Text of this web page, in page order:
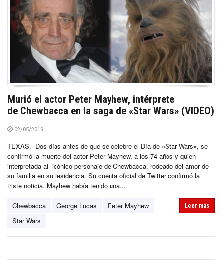
Murió el actor Peter Mayhew, intérprete
de Chewbacca en la saga de «Star Wars» (VIDEO)
02/05/2019
TEXAS.- Dos días antes de que se celebre el Día de «Star Wars», se
confirmó la muerte del actor Peter Mayhew, a los 74 años y quien
interpretada al icónico personaje de Chewbacca, rodeado del amor de
su familia en su residencia. Su cuenta oficial de Twitter confirmó la
triste noticia. Mayhew había tenido una...
Chewbacca George Lucas
Peter Mayhew
Star Wars
Leer más